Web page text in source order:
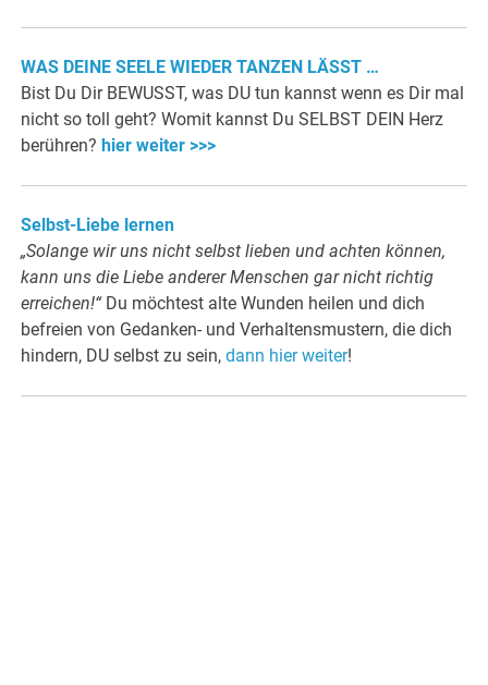
WAS DEINE SEELE WIEDER TANZEN LÄSST …
Bist Du Dir BEWUSST, was DU tun kannst wenn es Dir mal
nicht so toll geht? Womit kannst Du SELBST DEIN Herz
berühren? hier weiter >>>
Selbst-Liebe lernen
„Solange wir uns nicht selbst lieben und achten können,
kann uns die Liebe anderer Menschen gar nicht richtig
erreichen!“ Du möchtest alte Wunden heilen und dich
befreien von Gedanken- und Verhaltensmustern, die dich
hindern, DU selbst zu sein,dann hier weiter!